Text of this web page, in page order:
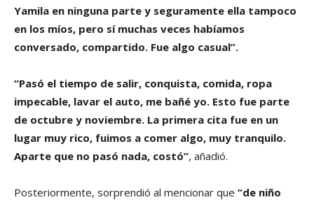
Yamila en ninguna parte y seguramente ella tampoco
en los míos, pero sí muchas veces habíamos
conversado, compartido. Fue algo casual”.
“Pasó el tiempo de salir, conquista, comida, ropa
impecable, lavar el auto, me bañé yo. Esto fue parte
de octubre y noviembre. La primera cita fue en un
lugar muy rico, fuimos a comer algo, muy tranquilo.
Aparte que no pasó nada, costó”, añadió.
Posteriormente, sorprendió al mencionar que “de niño